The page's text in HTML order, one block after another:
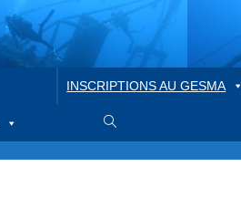
INSCRIPTIONS AU GESMA